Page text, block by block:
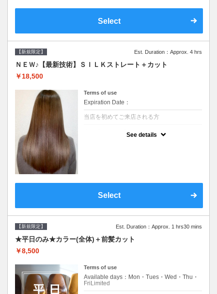
Select
【新規限定】 Est. Duration：Approx. 4 hrs
ＮＥＷ♪【最新技術】ＳＩＬＫストレート＋カット
￥18,500
Terms of use
Expiration Date：
当店を初めてご来店される方
See details
Select
【新規限定】 Est. Duration：Approx. 1 hrs30 mins
★平日のみ★カラー(全体)＋前髪カット
￥8,500
Terms of use
Available days：Mon・Tues・Wed・Thu・
FriLimited